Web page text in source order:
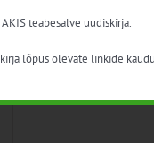
teabesalve uudiskirja.
lõpus olevate linkide kaudu.